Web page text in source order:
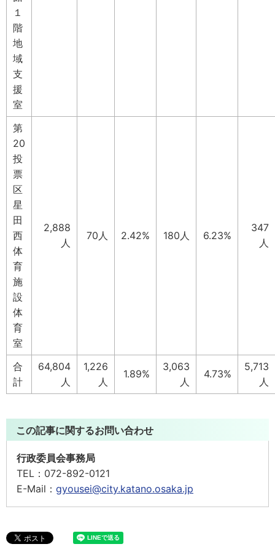
１
階
地
域
支
援
室
第
20
投
票
区
星
田
西
体
育
施
設
体
育
室
2,888
人
70人 2.42% 180人 6.23%
347
人
合
計
64,804
人
1,226
人
1.89%
3,063
人
4.73%
5,713
人
この記事に関するお問い合わせ
行政委員会事務局
TEL： 072-892-0121
E-Mail： gyousei@city.katano.osaka.jp